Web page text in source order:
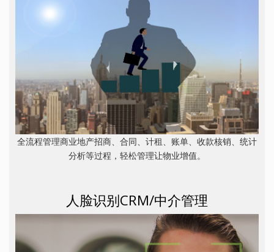
全流程管理商业地产招商、合同、计租、账单、收款核销、统计
分析等过程，轻松管理让物业增值。
人脸识别CRM/中介管理